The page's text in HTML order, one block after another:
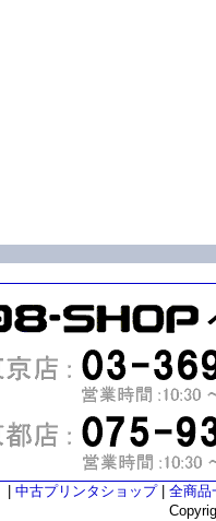
中古プリンタショップ| 全商品